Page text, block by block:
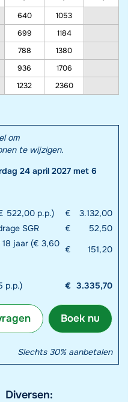
640
1053
699
1184
788
1380
936
1706
1232
2360
om
te wijzigen.
24 april 2027 met 6
522,00 p.p.) €
3.132,00
SGR €
52,50
jaar (€ 3,60
€ 151,20
p.p.) € 3.335,70
Boek nu
Slechts 30% aanbetalen
Diversen: